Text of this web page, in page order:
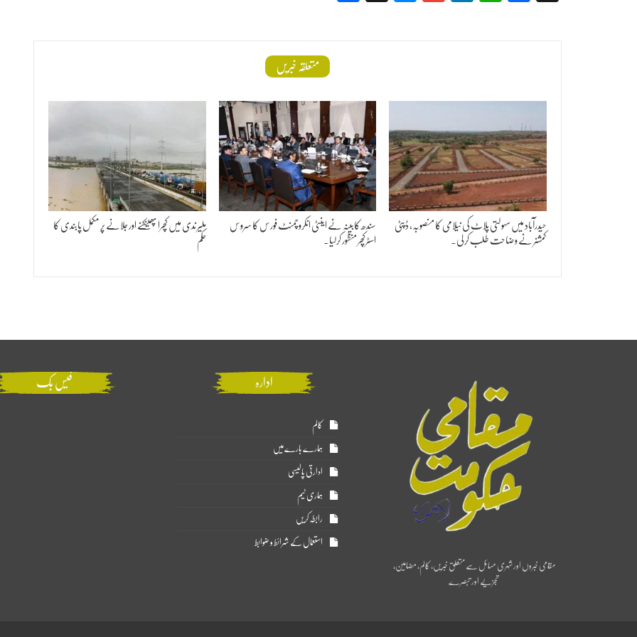
متعلقہ خبریں
حیدرآباد میں سہولتی پلاٹ کی نیلامی کا منصوبہ، ڈپٹی
کمشنر نے وضاحت طلب کر لی۔
سندھ کابینہ نے اینٹی انکروچمنٹ فورس کا سروس
اسٹرکچر منظور کرلیا۔
ملیر ندی میں کچرا پھینکنے اور جلانے پر مکمل پابندی کا
حکم
مقامی خبروں اور شہری مسائل سے متعلق خبریں، کالم، مضامین،
تجزیے اور تبصرے
ادارہ
کالم
ہمارے بارے میں
ادارتی پالیسی
ہماری ٹیم
رابطہ کریں
استعمال کے شرائط و ضوابط
فیس بک